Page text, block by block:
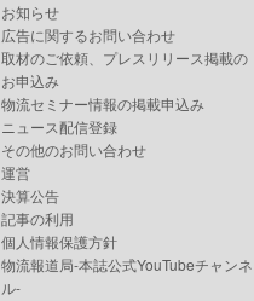
お知らせ
広告に関するお問い合わせ
取材のご依頼、プレスリリース掲載の
お申込み
物流セミナー情報の掲載申込み
ニュース配信登録
その他のお問い合わせ
運営
決算公告
記事の利用
個人情報保護方針
物流報道局-本誌公式YouTubeチャンネ
ル-